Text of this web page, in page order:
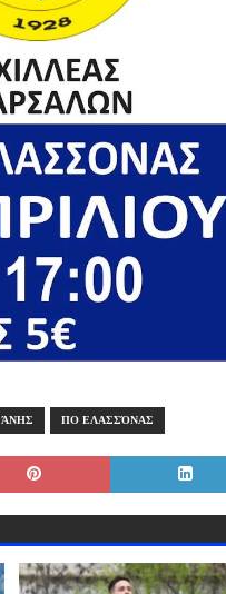
ΠΟ ΕΛΑΣΣΌΝΑΣ